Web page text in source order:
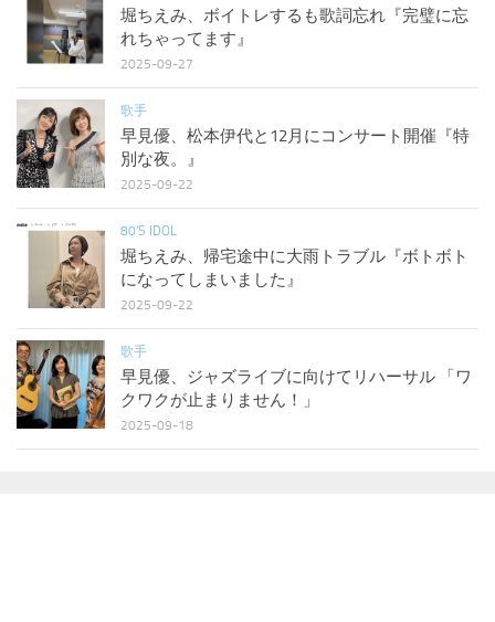
堀ちえみ、ボイトレするも歌詞忘れ『完璧に忘
れちゃってます』
2025-09-27
歌手
早見優、松本伊代と12月にコンサート開催『特
別な夜。』
2025-09-22
80'S IDOL
堀ちえみ、帰宅途中に大雨トラブル『ボトボト
になってしまいました』
2025-09-22
歌手
早見優、ジャズライブに向けてリハーサル 「ワ
クワクが止まりません！」
2025-09-18